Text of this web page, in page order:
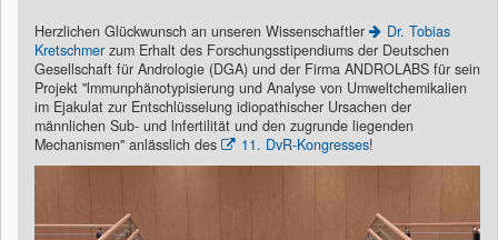
Herzlichen Glückwunsch an unseren Wissenschaftler
Dr. Tobias
Kretschmer zum Erhalt des Forschungsstipendiums der Deutschen
Gesellschaft für Andrologie (DGA) und der Firma ANDROLABS für sein
Projekt "lmmunphänotypisierung und Analyse von Umweltchemikalien
im Ejakulat zur Entschlüsselung idiopathischer Ursachen der
männlichen Sub- und lnfertilität und den zugrunde liegenden
Mechanismen" anlässlich des
11. DvR-Kongresses!